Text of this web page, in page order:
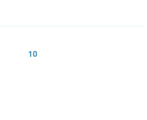
10